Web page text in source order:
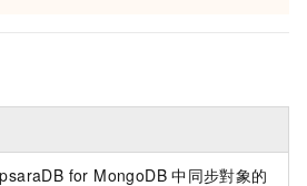
for MongoDB 中同步對象的